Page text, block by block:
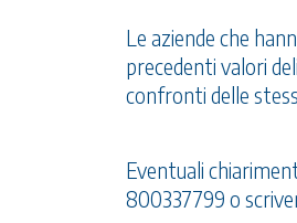
Le aziende che
precedenti valori
confronti delle
Eventuali
800337799 o